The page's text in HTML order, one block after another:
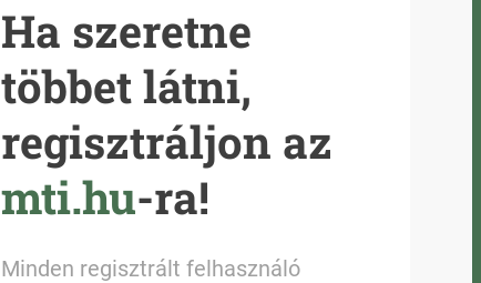
Ha szeretne
többet látni,
regisztráljon az
mti.hu-ra!
Minden regisztrált felhasználó